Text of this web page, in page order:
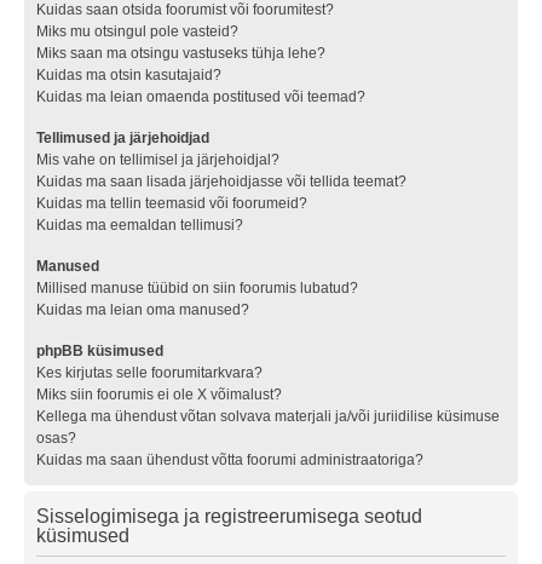
Kuidas saan otsida foorumist või foorumitest?
Miks mu otsingul pole vasteid?
Miks saan ma otsingu vastuseks tühja lehe?
Kuidas ma otsin kasutajaid?
Kuidas ma leian omaenda postitused või teemad?
Tellimused ja järjehoidjad
Mis vahe on tellimisel ja järjehoidjal?
Kuidas ma saan lisada järjehoidjasse või tellida teemat?
Kuidas ma tellin teemasid või foorumeid?
Kuidas ma eemaldan tellimusi?
Manused
Millised manuse tüübid on siin foorumis lubatud?
Kuidas ma leian oma manused?
phpBB küsimused
Kes kirjutas selle foorumitarkvara?
Miks siin foorumis ei ole X võimalust?
Kellega ma ühendust võtan solvava materjali ja/või juriidilise küsimuse
osas?
Kuidas ma saan ühendust võtta foorumi administraatoriga?
Sisselogimisega ja registreerumisega seotud
küsimused